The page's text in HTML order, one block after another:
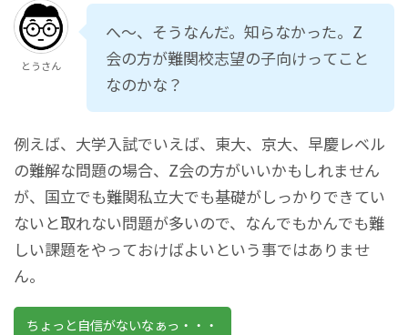
とうさん
へ～、そうなんだ。知らなかった。Z
会の方が難関校志望の子向けってこと
なのかな？
例えば、大学入試でいえば、東大、京大、早慶レベル
の難解な問題の場合、Z会の方がいいかもしれません
が、国立でも難関私立大でも基礎がしっかりできてい
ないと取れない問題が多いので、なんでもかんでも難
しい課題をやっておけばよいという事ではありませ
ん。
ちょっと自信がないなぁっ・・・